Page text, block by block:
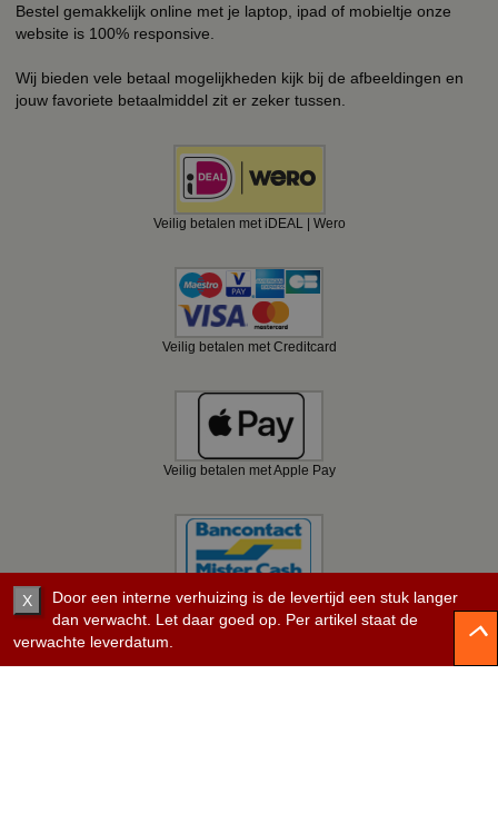
Bestel gemakkelijk online met je laptop, ipad of mobieltje onze
website is 100% responsive.
Wij bieden vele betaal mogelijkheden kijk bij de afbeeldingen en
jouw favoriete betaalmiddel zit er zeker tussen.
Veilig betalen met iDEAL | Wero
Veilig betalen met Creditcard
Veilig betalen met Apple Pay
Veilig betalen met Bancontact
X
Door een interne verhuizing is de levertijd een stuk langer
dan verwacht. Let daar goed op. Per artikel staat de
verwachte leverdatum.